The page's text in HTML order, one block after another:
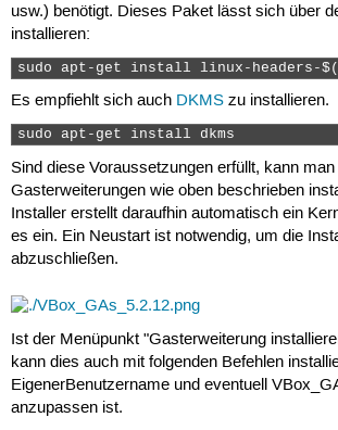
usw.) benötigt. Dieses Paket lässt sich über
installieren:
sudo apt-get install linux-headers-
Es empfiehlt sich auch DKMSzu installieren.
sudo apt-get install dkms
Sind diese Voraussetzungen erfüllt, kann man
Gasterweiterungen wie oben beschrieben
Installer erstellt daraufhin automatisch ein
es ein. Ein Neustart ist notwendig, um die
abzuschließen.
Ist der Menüpunkt "Gasterweiterung
kann dies auch mit folgenden Befehlen
EigenerBenutzername und eventuell
anzupassen ist.